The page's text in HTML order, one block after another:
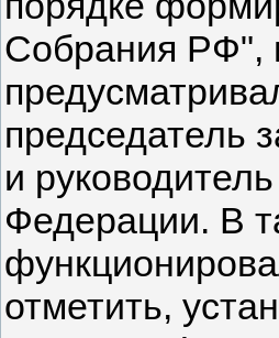
Собрания РФ",
председатель
и
Федерации. В
отметить,